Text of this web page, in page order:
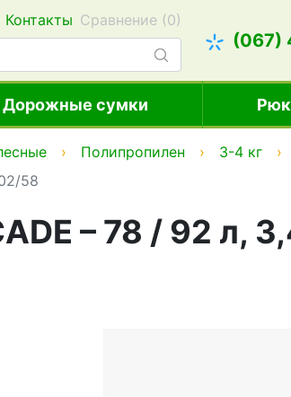
Контакты Сравнение (0)
(067)
Дорожные сумки
Полипропилен 3-4 кг
58
– 78 / 92 л,